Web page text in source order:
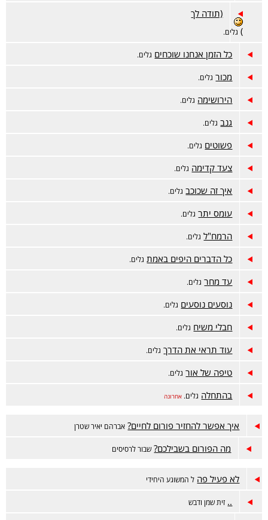
(תודה לך
) גלים.
כל הזמן אנחנו שוכחים גלים.
מכור גלים.
הירושימה גלים.
גנב גלים.
פשוטים גלים.
צעד קדימה גלים.
איך זה שכוכב גלים.
עומס יתר גלים.
הרמח"ל גלים.
כל הדברים היפים באמת גלים.
עד מחר גלים.
נוסעים נוסעים גלים.
חבלי משיח גלים.
עוד תראי את הדרך גלים.
טיפה של אור גלים.
בהתחלה גלים. אחרונה
איך אפשר להחזיר פורום לחיים? אברהם יאיר שטרן
מה הפורום בשבילכם? שבור לרסיסים
לא פעיל פה ל המשוגע היחידי
.. זית שמן ודבש